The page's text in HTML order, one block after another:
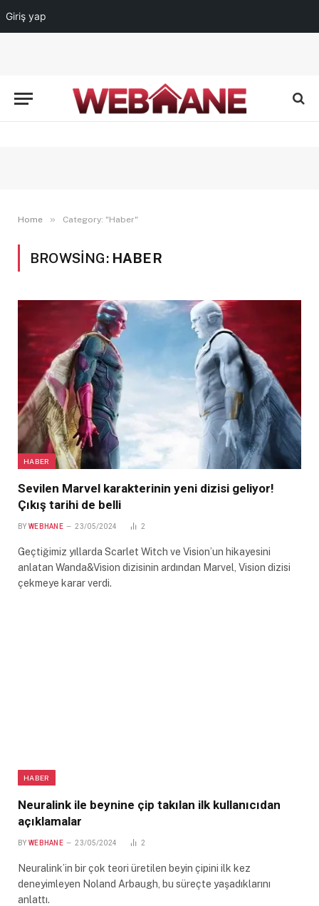
Giriş yap
Home » Category: "Haber"
BROWSING: HABER
HABER
Sevilen Marvel karakterinin yeni dizisi geliyor!
Çıkış tarihi de belli
BY WEBHANE 23/05/2024 2
Geçtiğimiz yıllarda Scarlet Witch ve Vision’un hikayesini
anlatan Wanda&Vision dizisinin ardından Marvel, Vision dizisi
çekmeye karar verdi.
HABER
Neuralink ile beynine çip takılan ilk kullanıcıdan
açıklamalar
BY WEBHANE 23/05/2024 2
Neuralink’in bir çok teori üretilen beyin çipini ilk kez
deneyimleyen Noland Arbaugh, bu süreçte yaşadıklarını
anlattı.